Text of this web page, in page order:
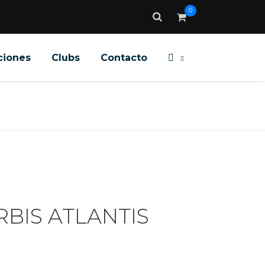
0
Clubs Contacto
ATLANTIS